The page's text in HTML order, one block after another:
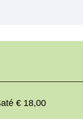
€ 18,00